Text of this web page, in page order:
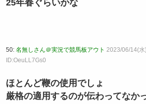
25年春ぐらいかな
50: 名無しさん＠実況で競馬板アウト 2023/06/14(
ID:OeuLL7Gs0
ほとんど鞭の使用でしょ
厳格の適用するのが伝わってなか